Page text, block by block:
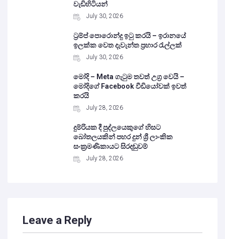
වැඩිහිටියන්
July 30, 2026
ට්‍රම්ප් පොරොන්දු ඉටු කරයි – ඉරානයේ
ඉලක්ක වෙත දැවැන්ත ප්‍රහාර රැල්ලක්
July 30, 2026
මෝදි – Meta ගැටුම තවත් උග්‍ර වෙයි –
මෝදිගේ Facebook වීඩියෝවක් ඉවත්
කරයි
July 28, 2026
දුම්රියක දී පුද්ලයෙකුගේ හිසට
බෝතලයකින් පහර දුන් ශ්‍රී ලාංකික
සංක්‍රමණිකායට සිරදඬුවම්
July 28, 2026
Leave a Reply